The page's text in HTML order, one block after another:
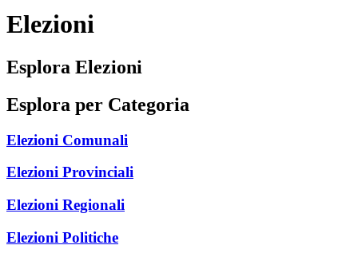
Elezioni
Esplora Elezioni
Esplora per Categoria
Elezioni Comunali
Elezioni Provinciali
Elezioni Regionali
Elezioni Politiche